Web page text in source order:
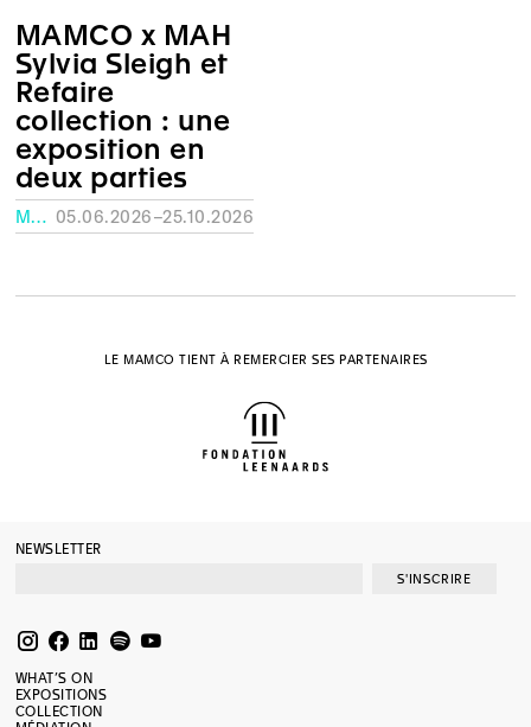
MAMCO x MAH
Sylvia Sleigh et
Refaire
collection : une
exposition en
deux parties
MUSÉE RATH, GENÈVE 05.06.2026–25.10.2026
LE MAMCO TIENT À REMERCIER SES PARTENAIRES
NEWSLETTER
S'INSCRIRE
WHAT’S ON
EXPOSITIONS
COLLECTION